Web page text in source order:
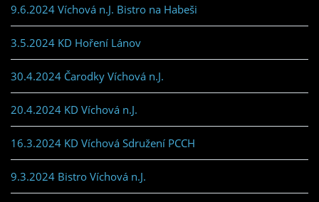
9.6.2024 Víchová n.J. Bistro na Habeši
3.5.2024 KD Hoření Lánov
30.4.2024 Čarodky Víchová n.J.
20.4.2024 KD Víchová n.J.
16.3.2024 KD Víchová Sdružení PCCH
9.3.2024 Bistro Víchová n.J.